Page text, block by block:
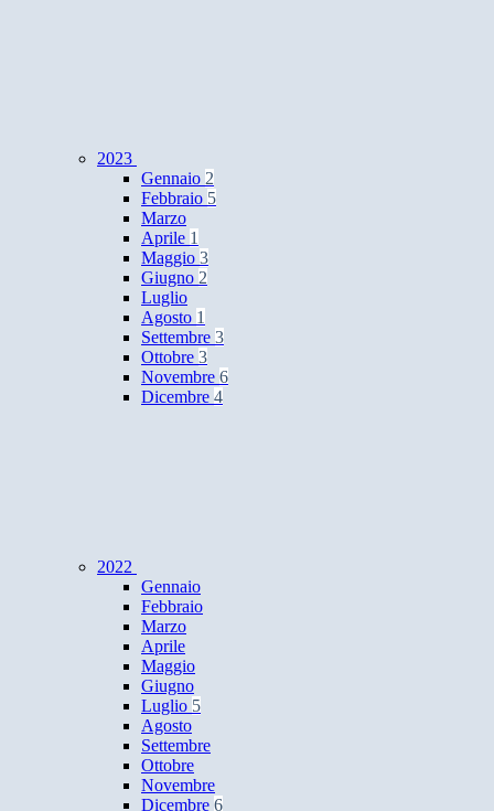
2023
Gennaio 2
Febbraio 5
Marzo
Aprile 1
Maggio 3
Giugno 2
Luglio
Agosto 1
Settembre 3
Ottobre 3
Novembre 6
Dicembre 4
2022
Gennaio
Febbraio
Marzo
Aprile
Maggio
Giugno
Luglio 5
Agosto
Settembre
Ottobre
Novembre
Dicembre 6